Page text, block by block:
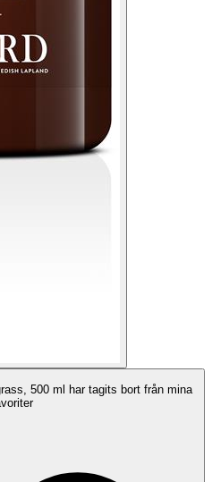
500 ml har tagits bort från mina